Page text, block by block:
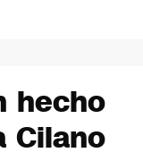
hecho
Cilano